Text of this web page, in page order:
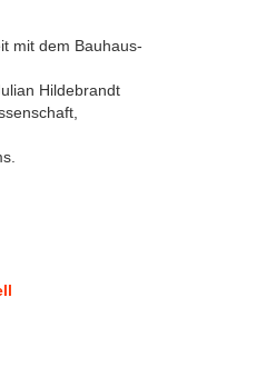
mit dem Bauhaus-
Hildebrandt